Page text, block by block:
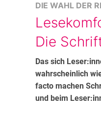
DIE WAHL DER
Die
Das sich
wahrscheinlich
facto machen
und beim